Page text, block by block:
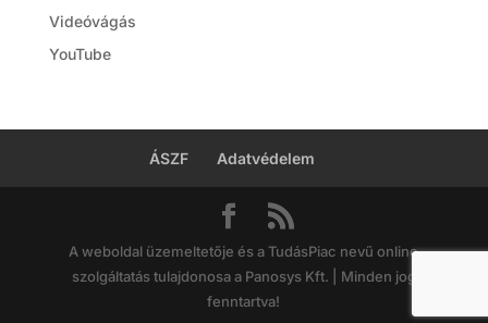
Videóvágás
YouTube
ÁSZF Adatvédelem
A weboldal üzemeltetője és a TudásPiac nevű online
szolgáltatás tulajdonosa a Panosys Kft. | Minden jog
fenntartva!